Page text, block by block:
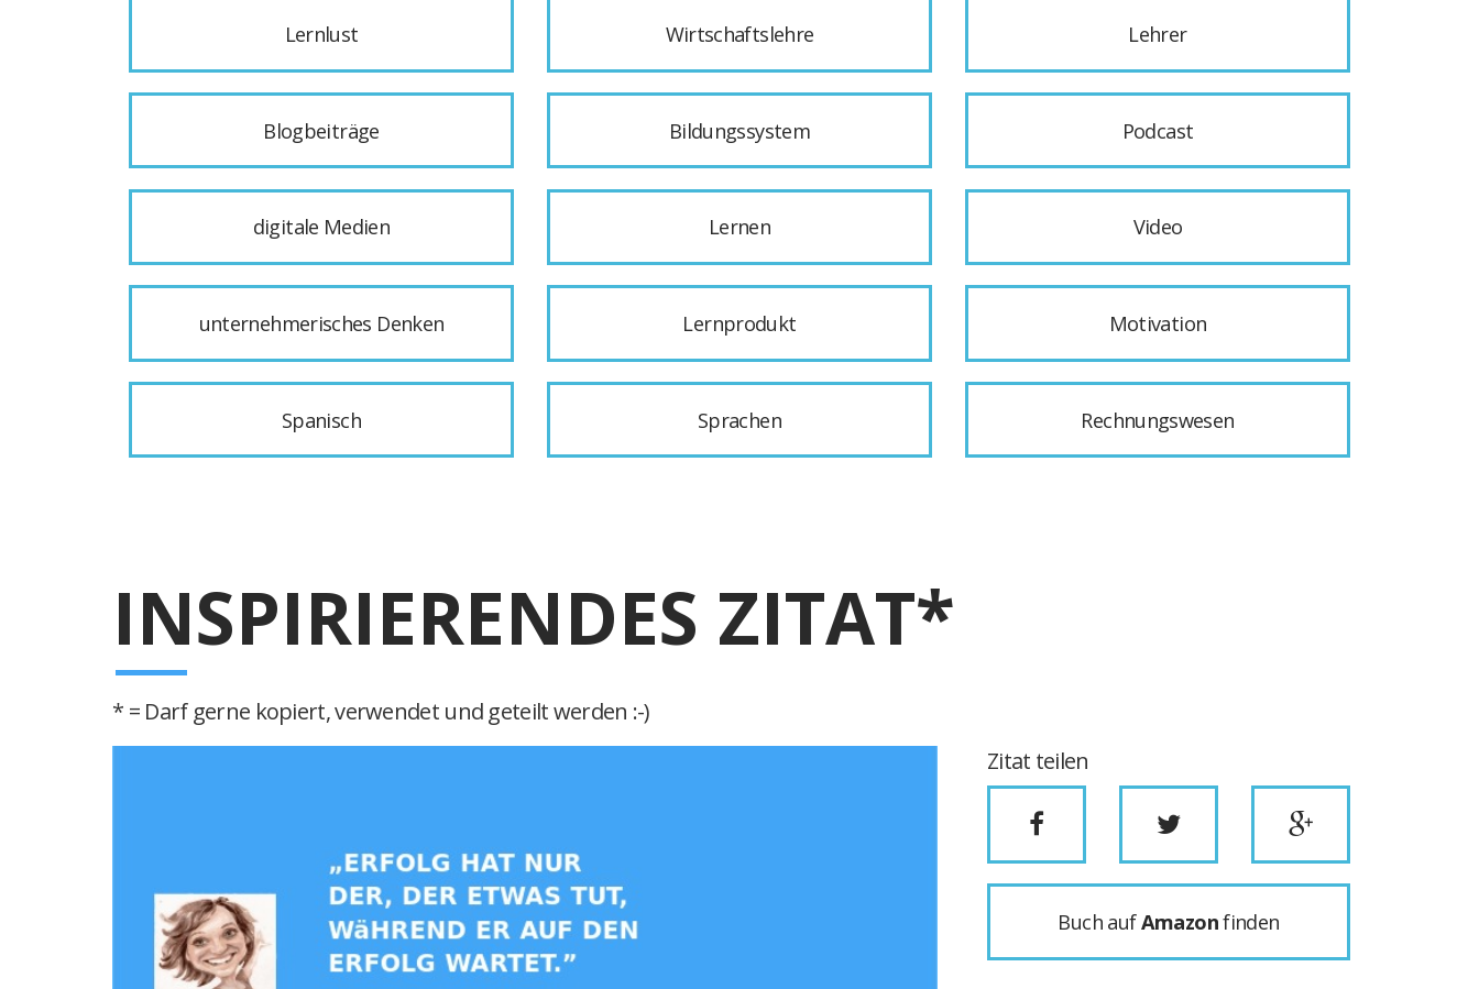
Lernlust Wirtschaftslehre Lehrer
Blogbeiträge Bildungssystem Podcast
digitale Medien Lernen Video
unternehmerisches Denken Lernprodukt Motivation
Spanisch Sprachen Rechnungswesen
INSPIRIERENDES ZITAT*
* = Darf gerne kopiert, verwendet und geteilt werden :-)
Zitat teilen
Buch aufAmazonfinden